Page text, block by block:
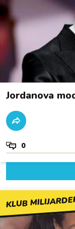
Jordanova
0
KLUB